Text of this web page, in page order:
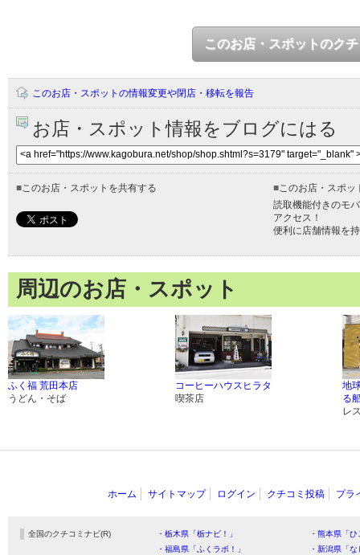
このお店・スポットのク
このお店・スポットの情報変更や閉店・移転を報告
お店・スポット情報をブログにはる
■ このお店・スポットを共有する ■ このお店・スポ
読取機能付きのモ
アクセス！
便利に店舗情報を
周辺のお店・スポット
ふく福 荒田本店
うどん・そば
コーヒーハウスヒラタ
喫茶店
地
る
レ
ホーム サイトマップ ログイン クチコミ投稿 プラ
全国のクチコミナビ(R) ・栃木県「栃ナビ！」
・熊本県「
・福島県「ふくラボ！」
・新潟県「